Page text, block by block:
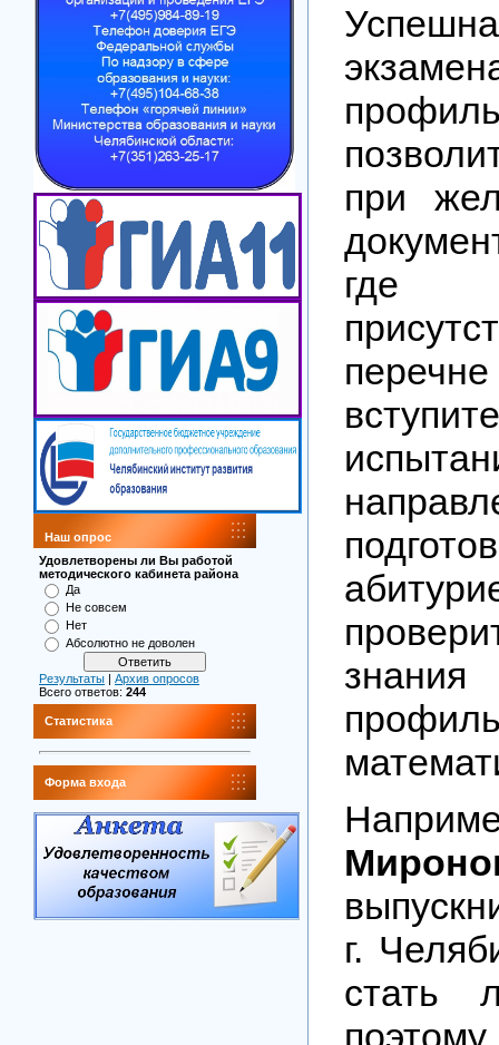
Наш опрос
Удовлетворены ли Вы работой
методического кабинета района
Да
Не совсем
Нет
Абсолютно не доволен
Результаты
Архив опросов
Всего ответов: 244
Статистика
Форма входа
при
где
перечне
г.
стать